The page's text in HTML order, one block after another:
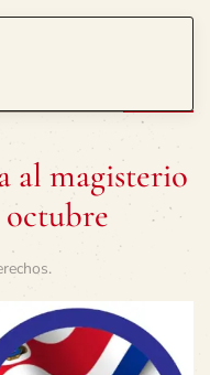
al magisterio
octubre
.